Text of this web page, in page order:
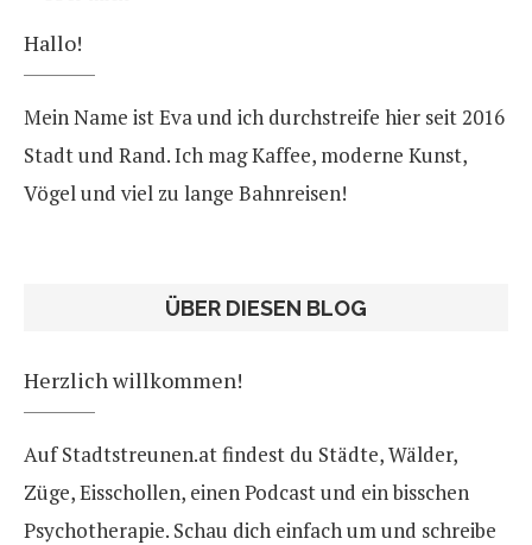
Hallo!
Mein Name ist Eva und ich durchstreife hier seit 2016
Stadt und Rand. Ich mag Kaffee, moderne Kunst,
Vögel und viel zu lange Bahnreisen!
ÜBER DIESEN BLOG
Herzlich willkommen!
Auf Stadtstreunen.at findest du Städte, Wälder,
Züge, Eisschollen, einen Podcast und ein bisschen
Psychotherapie. Schau dich einfach um und schreibe